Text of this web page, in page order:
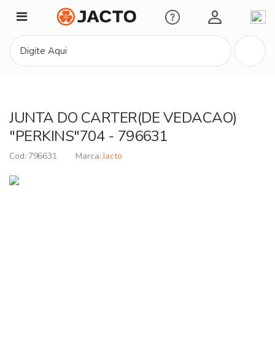
Minha Conta
JUNTA DO CARTER(DE VEDACAO)
"PERKINS"704 - 796631
796631 Jacto